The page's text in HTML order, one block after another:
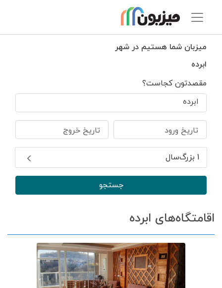
میزبان شما هستیم در شهر
ابرده
مقصدتون کجاست؟
ابرده
تاریخ ورود تاریخ خروج
1 بزرگ‌سال
جستجو
اقامتگاه‌های ابرده